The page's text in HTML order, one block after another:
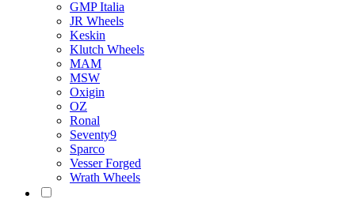
GMP Italia
JR Wheels
Keskin
Klutch Wheels
MAM
MSW
Oxigin
OZ
Ronal
Seventy9
Sparco
Vesser Forged
Wrath Wheels